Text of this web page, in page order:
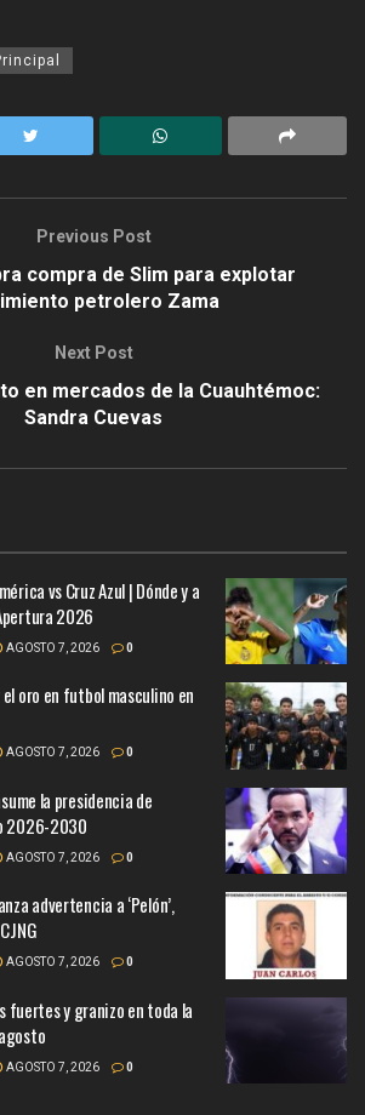
Previous Post
compra de Slim para explotar
petrolero Zama
Next Post
en mercados de la Cuauhtémoc:
Sandra Cuevas
vs Cruz Azul | Dónde y a
2026
AGOSTO 7, 2026 0
oro en futbol masculino en
AGOSTO 7, 2026 0
la presidencia de
2026-2030
AGOSTO 7, 2026 0
advertencia a ‘Pelón’,
AGOSTO 7, 2026 0
fuertes y granizo en toda la
AGOSTO 7, 2026 0